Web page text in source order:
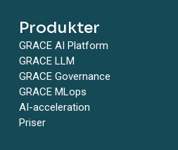
Produkter
GRACE AI Platform
GRACE LLM
GRACE Governance
GRACE MLops
AI-acceleration
Priser